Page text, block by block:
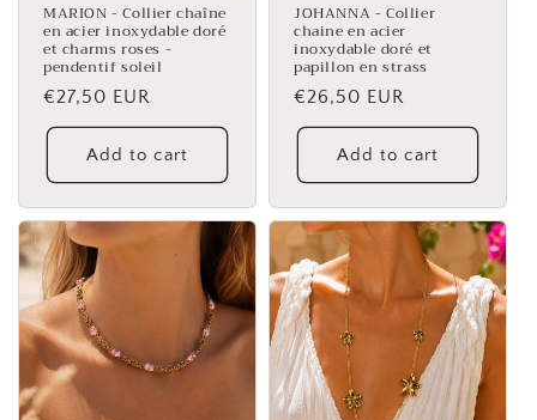
MARION - Collier chaîne
en acier inoxydable doré
et charms roses -
pendentif soleil
Regular
price
€27,50 EUR
Add to cart
JOHANNA - Collier
chaine en acier
inoxydable doré et
papillon en strass
Regular
price
€26,50 EUR
Add to cart